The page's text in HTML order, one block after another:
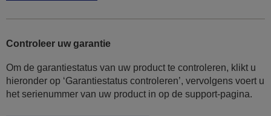
Controleer uw garantie
Om de garantiestatus van uw product te controleren, klikt u
hieronder op ‘Garantiestatus controleren’, vervolgens voert u
het serienummer van uw product in op de support-pagina.